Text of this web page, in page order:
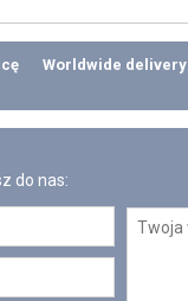
Worldwide delivery
do nas: